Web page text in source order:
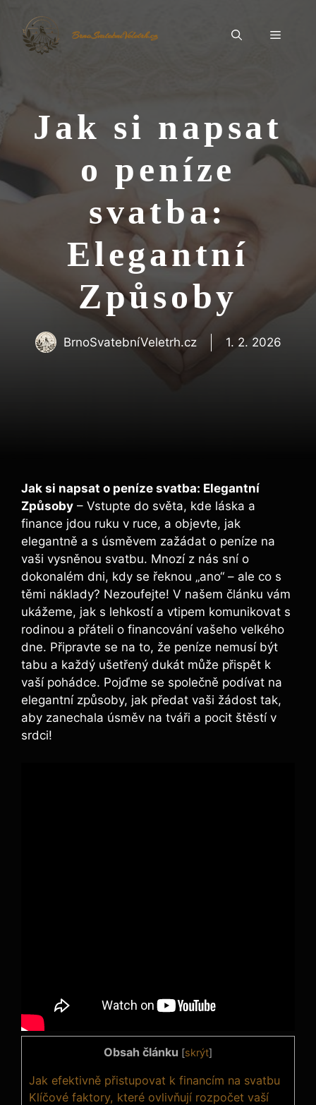
obsah
BrnoSvatebníVeletrh.cz Menu
Jak si napsat
o peníze
svatba:
Elegantní
Způsoby
BrnoSvatebníVeletrh.cz 1. 2. 2026
Jak si napsat o peníze svatba: Elegantní
Způsoby – Vstupte do světa, kde láska a
finance jdou ruku v ruce, a objevte, jak
elegantně a s úsměvem zažádat o peníze na
vaši vysněnou svatbu. Mnozí z nás sní o
dokonalém dni, kdy se řeknou „ano“ – ale co s
těmi náklady? Nezoufejte! V našem článku vám
ukážeme, jak s lehkostí a vtipem komunikovat s
rodinou a přáteli o financování vašeho velkého
dne. Připravte se na to, že peníze nemusí být
tabu a každý ušetřený dukát může přispět k
vaší pohádce. Pojďme se společně podívat na
elegantní způsoby, jak předat vaši žádost tak,
aby zanechala úsměv na tváři a pocit štěstí v
srdci!
Obsah článku [skrýt]
Jak efektivně přistupovat k financím na svatbu
Klíčové faktory, které ovlivňují rozpočet vaší